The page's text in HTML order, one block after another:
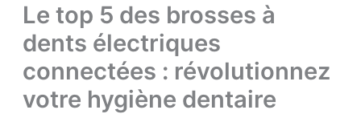
Le top 5 des brosses à
dents électriques
connectées : révolutionnez
votre hygiène dentaire